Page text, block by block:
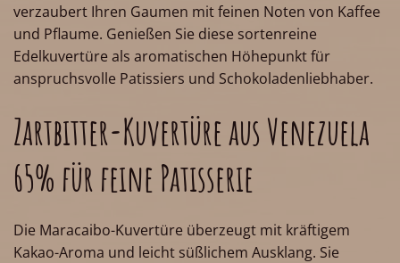
verzaubert Ihren Gaumen mit feinen Noten von Kaffee
und Pflaume. Genießen Sie diese sortenreine
Edelkuvertüre als aromatischen Höhepunkt für
anspruchsvolle Patissiers und Schokoladenliebhaber.
Zartbitter-Kuvertüre aus Venezuela
65% für feine Patisserie
Die Maracaibo-Kuvertüre überzeugt mit kräftigem
Kakao-Aroma und leicht süßlichem Ausklang. Sie